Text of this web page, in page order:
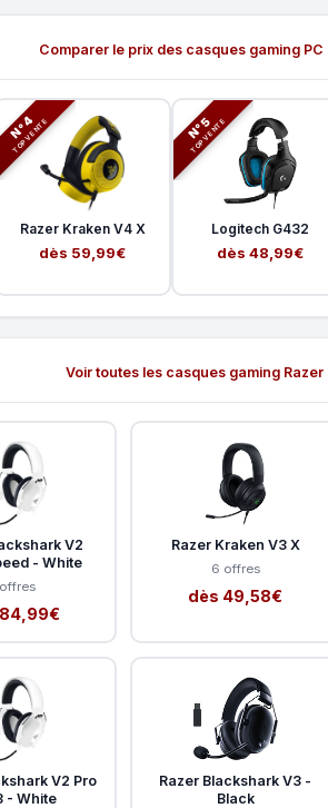
Comparer le prix des casques gaming
N°4
TOP VENTE
Razer Kraken V4 X
dès 59,99€
N°5
TOP VENTE
Logitech G432
dès 48,99€
Voir toutes les casques gaming
V2
- White
Razer Kraken V3 X
6 offres
dès 49,58€
V2 Pro
- White
Razer Blackshark V3 -
Black